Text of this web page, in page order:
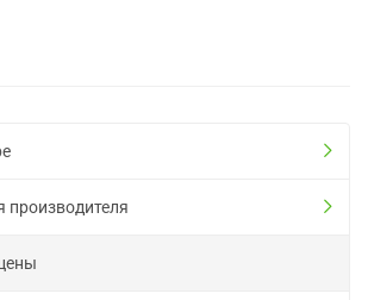
производителя